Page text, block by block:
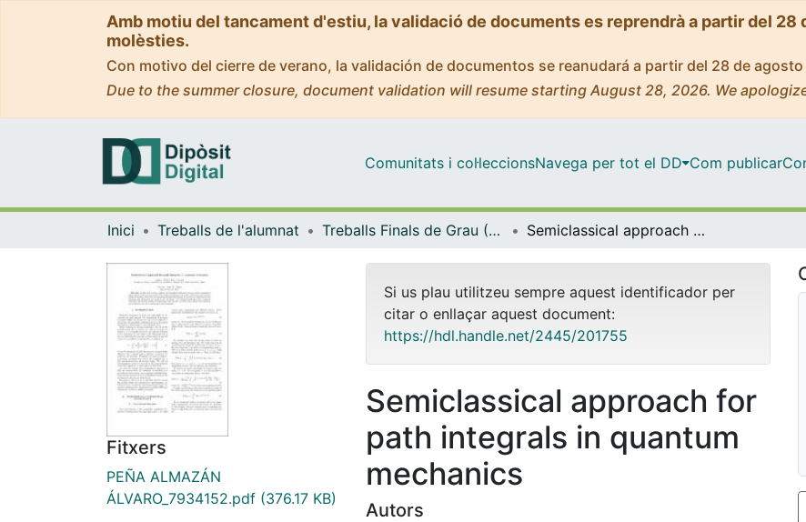
Amb motiu del tancament d'estiu, la validació de documents es reprendrà a partir del 28
molèsties.
Con motivo del cierre de verano, la validación de documentos se reanudará a partir del 28 de
Due to the summer closure, document validation will resume starting August 28, 2026. We
Comunitats i col·leccionsNavega per tot el DD Com publicar
Inici Treballs de l'alumnat Treballs Finals de Grau (TFG) - Física Semiclassical approach for path integrals in quantum mechanics
Fitxers
PEÑA ALMAZÁN
ÁLVARO_7934152.pdf (376.17 KB)
Si us plau utilitzeu sempre aquest identificador per
citar o enllaçar aquest document:
https://hdl.handle.net/2445/201755
Semiclassical approach for
path integrals in quantum
mechanics
Autors